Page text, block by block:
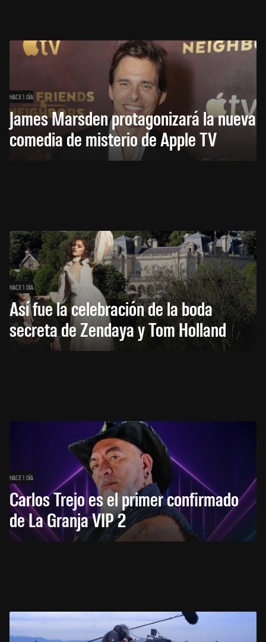
HACE 1 DÍA
James Marsden protagonizará la nueva
comedia de misterio de Apple TV
HACE 1 DÍA
Así fue la celebración de la boda
secreta de Zendaya y Tom Holland
HACE 1 DÍA
Carlos Trejo es el primer confirmado
de La Granja VIP 2